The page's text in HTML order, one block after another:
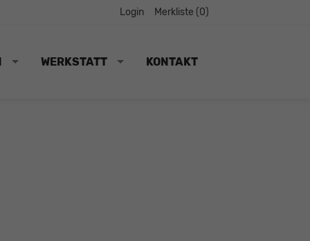
Login Merkliste (0)
WERKSTATT KONTAKT